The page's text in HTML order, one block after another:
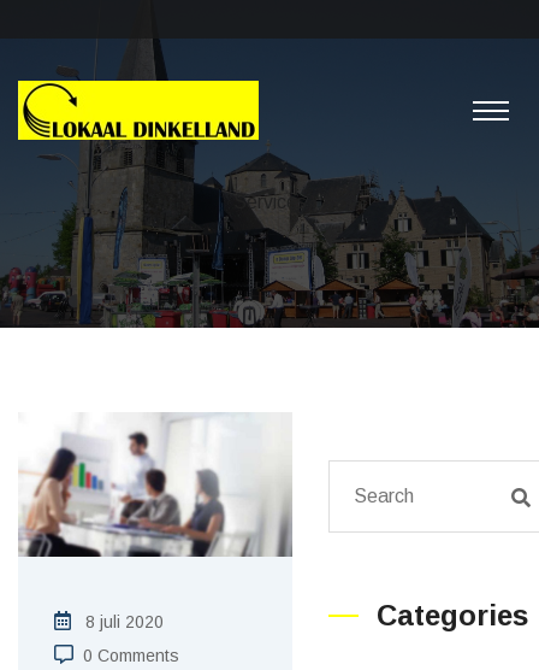
Services
8 juli 2020
0 Comments
Categories